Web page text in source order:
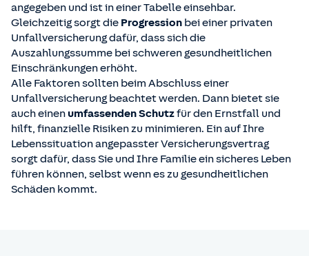
angegeben und ist in einer Tabelle einsehbar.
Gleichzeitig sorgt die Progression bei einer privaten
Unfallversicherung dafür, dass sich die
Auszahlungssumme bei schweren gesundheitlichen
Einschränkungen erhöht.
Alle Faktoren sollten beim Abschluss einer
Unfallversicherung beachtet werden. Dann bietet sie
auch einenumfassendenSchutzfür den Ernstfall und
hilft, finanzielle Risiken zu minimieren. Ein auf Ihre
Lebenssituation angepasster Versicherungsvertrag
sorgt dafür, dass Sie und Ihre Familie ein sicheres Leben
führen können, selbst wenn es zu gesundheitlichen
Schäden kommt.